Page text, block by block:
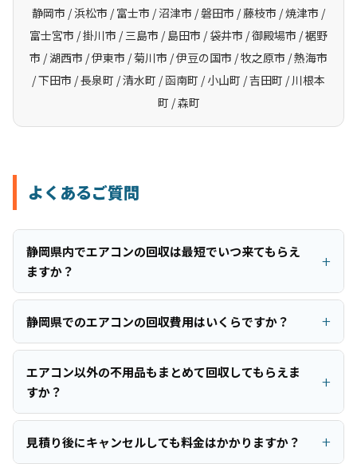
静岡市 / 浜松市 / 富士市 / 沼津市 / 磐田市 / 藤枝市 / 焼津市 /
富士宮市 / 掛川市 / 三島市 / 島田市 / 袋井市 / 御殿場市 / 裾野
市 / 湖西市 / 伊東市 / 菊川市 / 伊豆の国市 / 牧之原市 / 熱海市
/ 下田市 / 長泉町 / 清水町 / 函南町 / 小山町 / 吉田町 / 川根本
町 / 森町
よくあるご質問
静岡県内でエアコンの回収は最短でいつ来てもらえ
ますか？
静岡県でのエアコンの回収費用はいくらですか？
エアコン以外の不用品もまとめて回収してもらえま
すか？
見積り後にキャンセルしても料金はかかりますか？